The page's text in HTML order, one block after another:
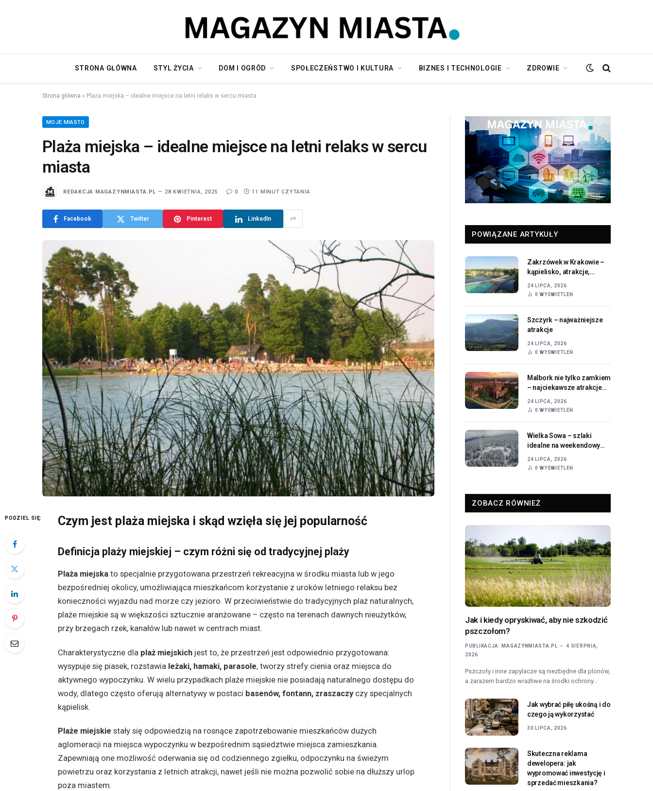
STRONA GŁÓWNA STYL ŻYCIA DOM I OGRÓD SPOŁECZEŃSTWO I KULTURA BIZNES I TECHNOLOGIE ZDROWIE
Strona główna » Plaża miejska – idealne miejsce na letni relaks w sercu miasta
MOJE MIASTO
Plaża miejska – idealne miejsce na letni relaks w sercu
miasta
REDAKCJA MAGAZYNMIASTA.PL 28 KWIETNIA, 2025 0 11 MINUT CZYTANIA
Facebook Twitter Pinterest LinkedIn
PODZIEL SIĘ: Czym jest plaża miejska i skąd wzięła się jej popularność
Definicja plaży miejskiej – czym różni się od tradycyjnej plaży
Plaża miejskato specjalnie przygotowana przestrzeń rekreacyjna w środku miasta lub w jego
bezpośredniej okolicy, umożliwiająca mieszkańcom korzystanie z uroków letniego relaksu bez
konieczności wyjazdu nad morze czy jezioro. W przeciwieństwie do tradycyjnych plaż naturalnych,
plaże miejskie są w większości sztucznie aranżowane – często na terenach dawnych nieużytków,
przy brzegach rzek, kanałów lub nawet w centrach miast.
Charakterystyczne dla plaż miejskichjest to, że przestrzeń jest odpowiednio przygotowana:
wysypuje się piasek, rozstawia leżaki, hamaki, parasole, tworzy strefy cienia oraz miejsca do
aktywnego wypoczynku. W wielu przypadkach plaże miejskie nie posiadają naturalnego dostępu do
wody, dlatego często oferują alternatywy w postaci basenów, fontann, zraszaczyczy specjalnych
kąpielisk.
Plaże miejskie stały się odpowiedzią na rosnące zapotrzebowanie mieszkańców dużych
aglomeracji na miejsca wypoczynku w bezpośrednim sąsiedztwie miejsca zamieszkania.
Zapewniają one możliwość oderwania się od codziennego zgiełku, odpoczynku na świeżym
powietrzu oraz korzystania z letnich atrakcji, nawet jeśli nie można pozwolić sobie na dłuższy urlop
poza miastem.
POWIĄZANE ARTYKUŁY
Zakrzówek w Krakowie –
kąpielisko, atrakcje,
praktyczne
24 LIPCA, 2026
0WYŚWIETLEŃ
Szczyrk – najważniejsze
atrakcje
24 LIPCA, 2026
0WYŚWIETLEŃ
Malbork nie tylko zamkiem
– najciekawsze atrakcje
24 LIPCA, 2026
0WYŚWIETLEŃ
Wielka Sowa – szlaki
idealne na weekendowy
24 LIPCA, 2026
0WYŚWIETLEŃ
ZOBACZ RÓWNIEŻ
Jak i kiedy opryskiwać, aby nie szkodzić
pszczołom?
PUBLIKACJA: MAGAZYNMIASTA.PL
4 SIERPNIA,
2026
Pszczoły i inne zapylacze są niezbędne dla plonów,
a zarazem bardzo wrażliwe na środki ochrony…
Jak wybrać piłę ukośną i do
czego ją wykorzystać
30 LIPCA, 2026
Skuteczna reklama
dewelopera: jak
wypromować inwestycję i
sprzedać mieszkania?